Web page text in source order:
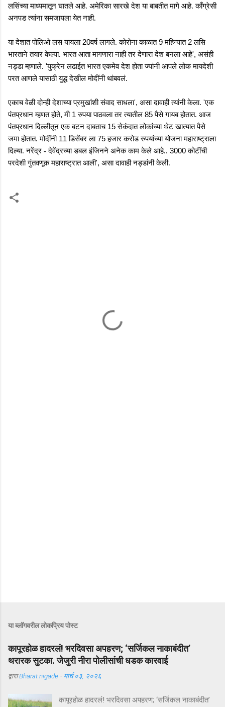
लसिंच्या माध्यमातून घातले आहे. अमेरिका सारखे देश या बाबतीत मागे आहे. काँग्रेसी
अनपड त्यांना समजायला येत नाही.
या देशात पोलिओ लस यायला 20वर्ष लागले. कोरोना काळात9महिन्यात 2लसि
भारताने तयार केल्या. भारत आता मागणारा नाही तर देणारा देश बनला आहे', असंही
नड्डा म्हणाले. 'युक्रेन लढाईत भारत एकमेव देश होता ज्यांनी आपले लोक मायदेशी
परत आणले यासाठी युद्ध देखील मोदींनी थांबवलं.
एकाच वेळी दोन्ही देशाच्या प्रमुखांशी संवाद साधला', असा दावाही त्यांनी केला. 'एक
पंतप्रधान म्हणत होते,मी 1रुपया पाठवला तर त्यातील 85पैसे गायब होतात. आज
पंतप्रधान दिल्लीतून एक बटन दाबताच 15सेकंदात लोकांच्या थेट खात्यात पैसे
जमा होतात. मोदींनी 11डिसेंबर ला75हजार करोड रुपयांच्या योजना महाराष्ट्राला
दिल्या. नरेंद्र - देवेंद्रच्या डबल इंजिनने अनेक काम केले आहे.. 3000कोटींची
परदेशी गुंतवणूक महाराष्ट्रात आली', असा दावाही नड्डांनी केली.
या ब्लॉगवरील लोकप्रिय पोस्ट
कापूरहोळ हादरलं! भरदिवसा अपहरण; ‘सर्जिकल नाकाबंदीत’
थरारक सुटका. जेजुरी नीरा पोलीसांंची धडक कारवाई
द्वाराBharat nigade - मार्च ०३, २०२६
कापूरहोळ हादरलं! भरदिवसा अपहरण; ‘सर्जिकल नाकाबंदीत’